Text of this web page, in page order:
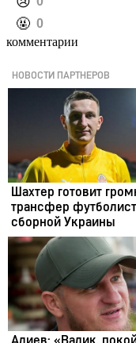
️🤬 0
комментарии